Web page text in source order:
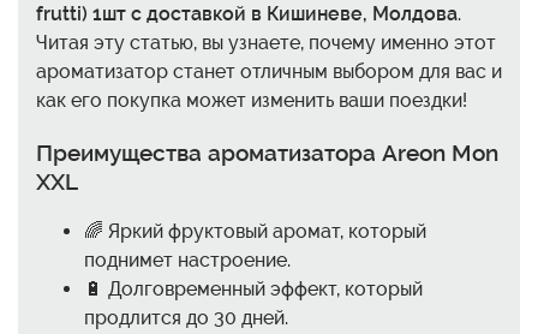
frutti) 1шт с доставкой в Кишиневе, Молдова.
Читая эту статью, вы узнаете, почему именно этот
ароматизатор станет отличным выбором для вас и
как его покупка может изменить ваши поездки!
Преимущества ароматизатора Areon Mon
XXL
🌈 Яркий фруктовый аромат, который
поднимет настроение.
🔋 Долговременный эффект, который
продлится до 30 дней.